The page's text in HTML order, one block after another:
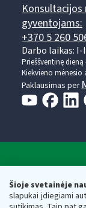
Šioje svetainėje
slapukai įdiegiami
Konsultacijos
gyventojams:
+370 5 260
Darbo laikas: I-
Prieššventinę
Kiekvieno mėnesio
Paklausimas per
Respublikos
Biudžetinė įstaiga.